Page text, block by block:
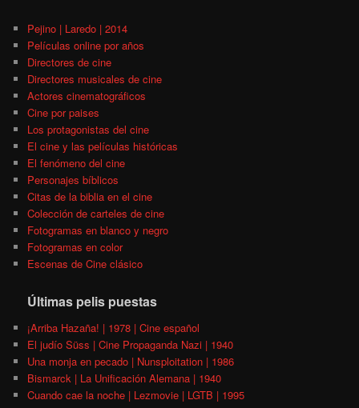
Pejino | Laredo | 2014
Películas online por años
Directores de cine
Directores musicales de cine
Actores cinematográficos
Cine por paises
Los protagonistas del cine
El cine y las películas históricas
El fenómeno del cine
Personajes bíblicos
Citas de la biblia en el cine
Colección de carteles de cine
Fotogramas en blanco y negro
Fotogramas en color
Escenas de Cine clásico
Últimas pelis puestas
¡Arriba Hazaña! | 1978 | Cine español
El judío Süss | Cine Propaganda Nazi | 1940
Una monja en pecado | Nunsploitation | 1986
Bismarck | La Unificación Alemana | 1940
Cuando cae la noche | Lezmovie | LGTB | 1995